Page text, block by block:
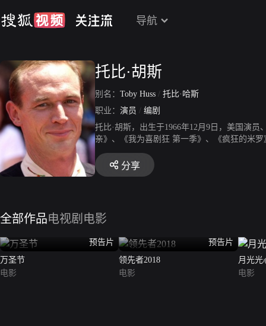
导航
托比·胡斯
别名： Toby Huss / 托比·哈斯
职业： 演员 / 编剧
托比·胡斯，出生于1966年12月9日，美国演
亲》、《我为喜剧狂 第一季》、《疯狂的米罗
分享
全部作品电视剧 电影
预告片
万圣节
电影
预告片
领先者2018
电影
月光光
电影